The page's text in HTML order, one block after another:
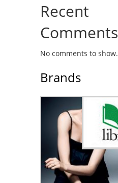
Recent
Comments
No comments to show.
Brands